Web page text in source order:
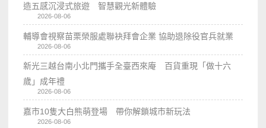
造五感沉浸式旅遊 智慧觀光新體驗
2026-08-06
輔導會視察苗栗榮服處聯袂拜會企業 協助退除役官兵就業
2026-08-06
新光三越台南小北門攜手全臺西來庵 百貨重現「做十六
歲」成年禮
2026-08-06
嘉市10隻大白熊萌登場 帶你解鎖城市新玩法
2026-08-06